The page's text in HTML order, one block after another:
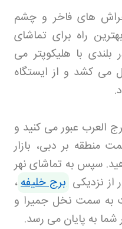
های فاخر و چشم‌
راه برای تماشای
بلندی با هلیکوپتر می‌
22 دقیقه طول می‌ کشد و از ایستگاه
.
العرب عبور می‌ کنید و
منطقه بر دبی، بازار
سپس به تماشای نهر
از نزدیکی برج خلیفه،
به سمت نخل جمیرا و
شما به پایان می‌ رسد.